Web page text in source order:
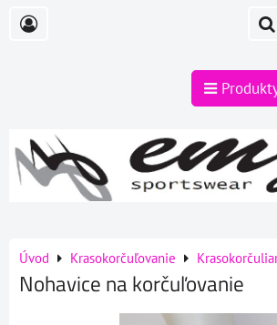
Úvod Krasokorčuľovanie
Nohavice na korčuľovanie